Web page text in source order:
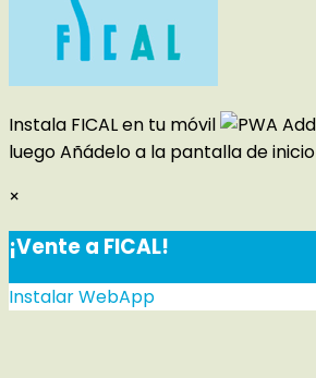
Instala FICAL en tu móvil
luegoAñádelo a la pantalla de inicio
×
¡Vente a FICAL!
Instalar WebApp